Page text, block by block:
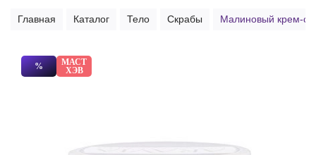
Главная Каталог Тело Скрабы Малиновый крем-
%
МАСТ
ХЭВ